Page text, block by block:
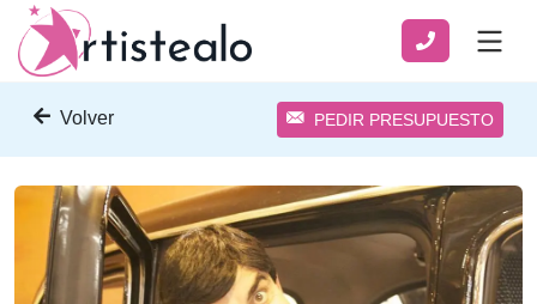
Volver PEDIR PRESUPUESTO